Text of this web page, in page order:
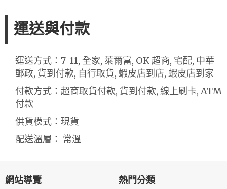
運送與付款
運送方式：7-11, 全家, 萊爾富, OK 超商, 宅配, 中華
郵政, 貨到付款, 自行取貨, 蝦皮店到店, 蝦皮店到家
付款方式：超商取貨付款, 貨到付款, 線上刷卡, ATM
付款
供貨模式：現貨
配送溫層： 常溫
網站導覽 熱門分類